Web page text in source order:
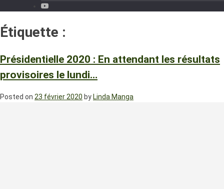
Étiquette :
Présidentielle 2020 : En attendant les résultats
provisoires le lundi…
Posted on 23 février 2020 by Linda Manga